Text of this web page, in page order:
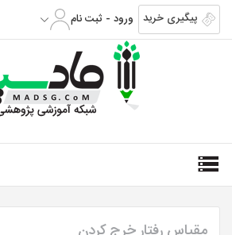
پیگیری خرید ورود - ثبت نام